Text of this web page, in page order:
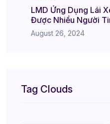
LMD Ứng Dụng Lái
Được Nhiều Người
August 26, 2024
Tag Clouds